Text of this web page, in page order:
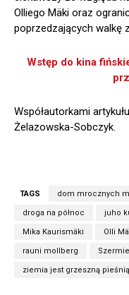
Olliego Mäki oraz
poprzedzających walkę
Wstęp do kina
Współautorkami
Żelazowska-Sobczyk.
TAGS dom mrocznych
droga na północ juho
Mika Kaurismäki Olli
rauni mollberg
ziemia jest grzeszną pieśnią